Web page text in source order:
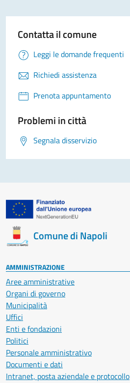
Contatta il comune
Leggi le domande frequenti
Richiedi assistenza
Prenota appuntamento
Problemi in città
Segnala disservizio
Comune di Napoli
AMMINISTRAZIONE
Aree amministrative
Organi di governo
Municipalità
Uffici
Enti e fondazioni
Politici
Personale amministrativo
Documenti e dati
Intranet, posta aziendale e protocollo